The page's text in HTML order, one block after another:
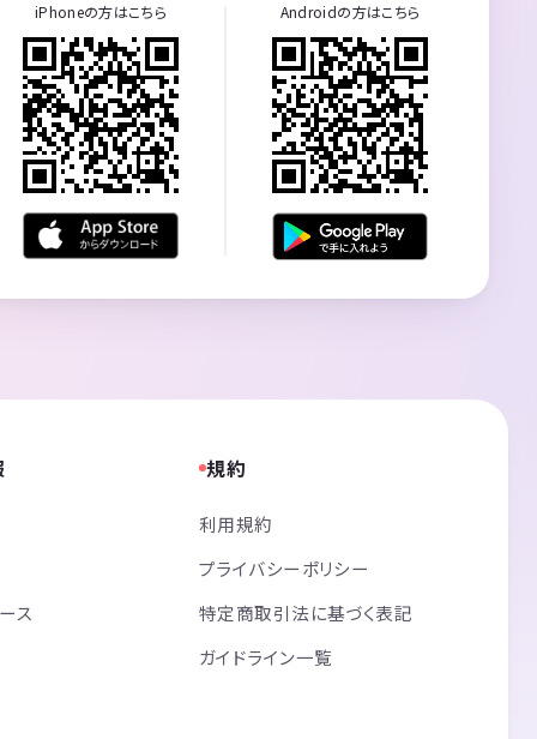
iPhoneの方はこちら Androidの方はこちら
ス
規約
利用規約
プライバシーポリシー
特定商取引法に基づく表記
ガイドライン一覧